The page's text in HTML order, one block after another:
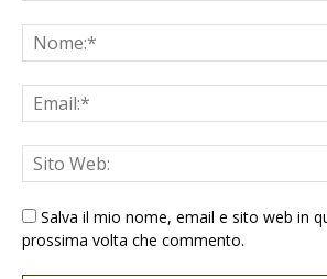
Salva il mio nome, email e sito web in
prossima volta che commento.